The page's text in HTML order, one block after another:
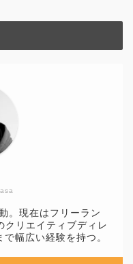
。現在はフリーラン
クリエイティブディレ
幅広い経験を持つ。